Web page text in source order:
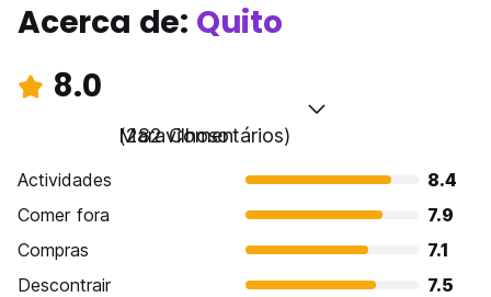
Acerca de: Quito
8.0
Maravilhoso
(282 Comentários)
Actividades
8.4
Comer fora
7.9
Compras
7.1
Descontrair
7.5